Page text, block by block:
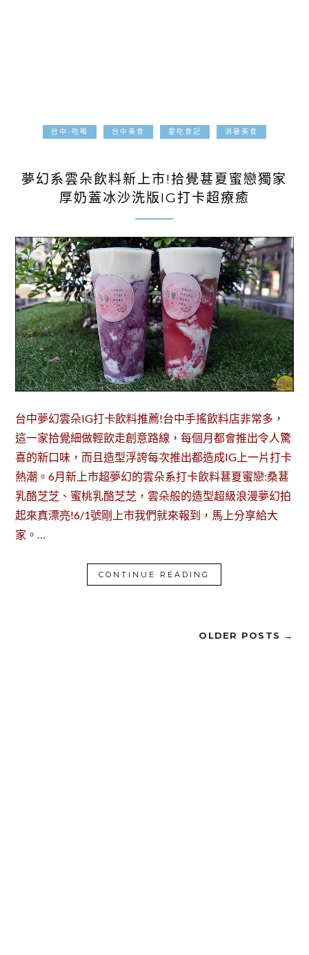
台中-吃喝 台中美食 愛吃食記 消暑美食
夢幻系雲朵飲料新上市!拾覺葚夏蜜戀獨家
厚奶蓋冰沙洗版IG打卡超療癒
台中夢幻雲朵IG打卡飲料推薦!台中手搖飲料店非常多，
這一家拾覺細做輕飲走創意路線，每個月都會推出令人驚
喜的新口味，而且造型浮誇每次推出都造成IG上一片打卡
熱潮。6月新上市超夢幻的雲朵系打卡飲料葚夏蜜戀:桑葚
乳酪芝芝、蜜桃乳酪芝芝，雲朵般的造型超級浪漫夢幻拍
起來真漂亮!6/1號剛上市我們就來報到，馬上分享給大
家。…
CONTINUE READING
OLDER POSTS →